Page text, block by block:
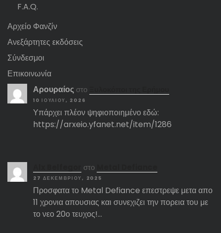
F.A.Q.
Αρχείο Φανζίν
Ανεξάρτητες εκδόσεις
Σύνδεσμοι
Επικοινωνία
Αρουραίος στο
10 ΙΟΥΛΊΟΥ, 2026
Υπάρχει πλέον ψηφιοποιημένο εδώ:
https://arxeio.yfanet.net/item/1286
στο
27 ΔΕΚΕΜΒΡΊΟΥ, 2025
Προσφατα το Metal Defiance επεστρεψε μετα απο
11 χρονια απουσιας και συνεχιζει την πορεια του με
το νεο 20ο τευχος!…